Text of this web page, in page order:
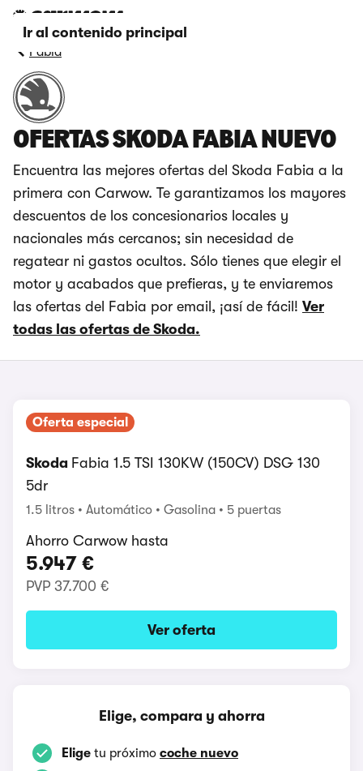
Ir al contenido principal
Fabia
OFERTAS SKODA FABIA NUEVO
Encuentra las mejores ofertas del Skoda Fabia a la
primera con Carwow. Te garantizamos los mayores
descuentos de los concesionarios locales y
nacionales más cercanos; sin necesidad de
regatear ni gastos ocultos. Sólo tienes que elegir el
motor y acabados que prefieras, y te enviaremos
las ofertas del Fabia por email, ¡así de fácil! Ver
todas las ofertas de Skoda.
Oferta especial
Skoda Fabia 1.5 TSI 130KW (150CV) DSG 130
5dr
1.5 litros Automático Gasolina 5 puertas
Ahorro Carwow hasta
5.947 €
PVP 37.700 €
Ver oferta
Elige, compara y ahorra
Elige tu próximo coche nuevo